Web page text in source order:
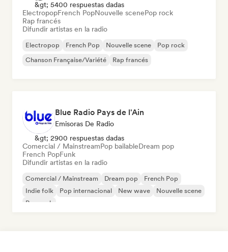
&gt; 5400 respuestas dadas
ElectropopFrench PopNouvelle scenePop rock
Rap francés
Difundir artistas en la radio
Electropop French Pop Nouvelle scene
Pop rock
Chanson Française/Variété
Rap francés
Blue Radio Pays de l'Ain
Emisoras De Radio
&gt; 2900 respuestas dadas
Comercial / MainstreamPop bailableDream pop
French PopFunk
Difundir artistas en la radio
Comercial / Mainstream Dream pop
French Pop
Indie folk
Pop internacional New wave
Nouvelle scene
Pop rock